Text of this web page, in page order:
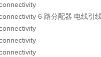
6 路分配器 电线引